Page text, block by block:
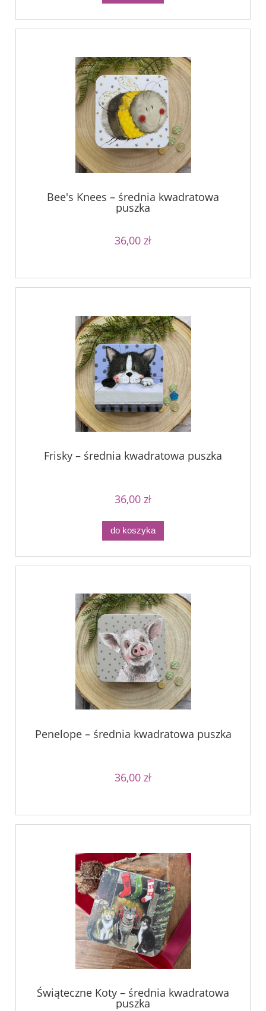
Bee's Knees – średnia kwadratowa
puszka
36,00 zł
Frisky – średnia kwadratowa puszka
36,00 zł
do koszyka
Penelope – średnia kwadratowa puszka
36,00 zł
Świąteczne Koty – średnia kwadratowa
puszka